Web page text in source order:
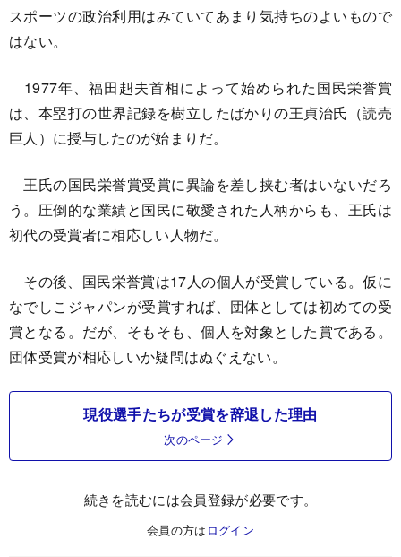
スポーツの政治利用はみていてあまり気持ちのよいもので
はない。
1977年、福田赳夫首相によって始められた国民栄誉賞
は、本塁打の世界記録を樹立したばかりの王貞治氏（読売
巨人）に授与したのが始まりだ。
王氏の国民栄誉賞受賞に異論を差し挟む者はいないだろ
う。圧倒的な業績と国民に敬愛された人柄からも、王氏は
初代の受賞者に相応しい人物だ。
その後、国民栄誉賞は17人の個人が受賞している。仮に
なでしこジャパンが受賞すれば、団体としては初めての受
賞となる。だが、そもそも、個人を対象とした賞である。
団体受賞が相応しいか疑問はぬぐえない。
現役選手たちが受賞を辞退した理由
次のページ
続きを読むには会員登録が必要です。
会員の方は ログイン